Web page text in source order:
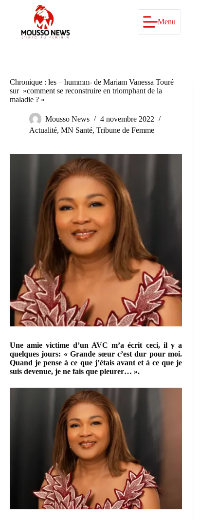
Menu
Chronique : les – hummm- de Mariam Vanessa Touré
sur »comment se reconstruire en triomphant de la
maladie ? »
Mousso News
4 novembre 2022
Actualité, MN Santé, Tribune de Femme
Une amie victime d’un AVC m’a écrit ceci, il y a
quelques jours: « Grande sœur c’est dur pour moi.
Quand je pense à ce que j’étais avant et à ce que je
suis devenue, je ne fais que pleurer… ».